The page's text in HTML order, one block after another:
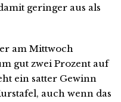
geringer aus als
am Mittwoch
gut zwei Prozent auf
ein satter Gewinn
auch wenn das